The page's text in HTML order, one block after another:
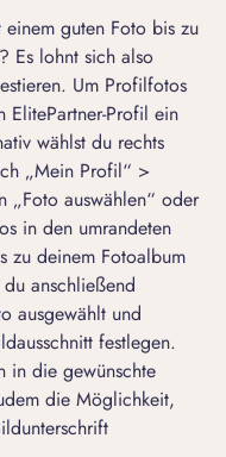
guten Foto bis zu
Es lohnt sich also
Um Profilfotos
ElitePartner-Profil ein
wählst du rechts
„Mein Profil“ >
„Foto auswählen“ oder
in den umrandeten
zu deinem Fotoalbum
anschließend
ausgewählt und
festlegen.
in die gewünschte
die Möglichkeit,